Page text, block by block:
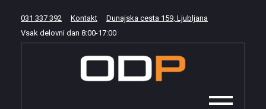
031 337 392 Kontakt
Dunajska cesta 159, Ljubljana
Vsak delovni dan 8:00-17:00